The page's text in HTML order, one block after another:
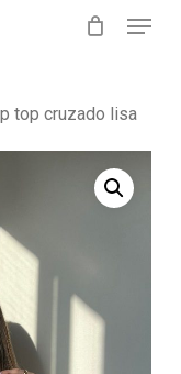
Menu
top cruzado lisa